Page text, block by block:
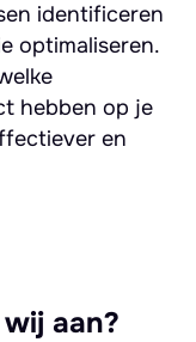
identificeren
optimaliseren.
hebben op je
en
aan?